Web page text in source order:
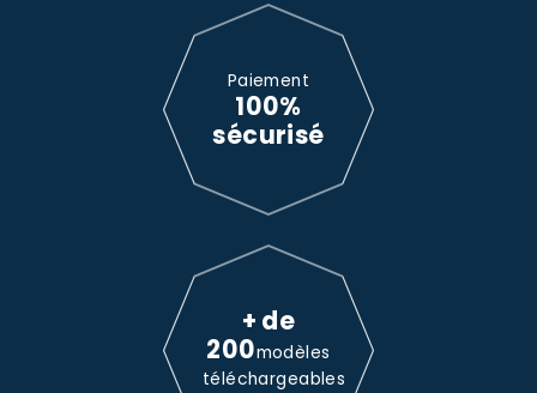
Paiement
100%
sécurisé
+ de
200modèles
téléchargeables